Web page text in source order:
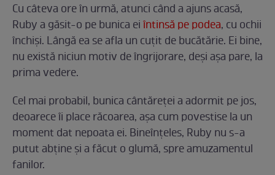
Cu câteva ore în urmă, atunci când a ajuns acasă,
Ruby a găsit-o pe bunica eiîntinsă pe podea, cu ochii
închiși. Lângă ea se afla un cuțit de bucătărie. Ei bine,
nu există niciun motiv de îngrijorare, deși așa pare, la
prima vedere.
Cel mai probabil, bunica cântăreței a adormit pe jos,
deoarece îi place răcoarea, așa cum povestise la un
moment dat nepoata ei. Bineînțeles, Ruby nu s-a
putut abține și a făcut o glumă, spre amuzamentul
fanilor.